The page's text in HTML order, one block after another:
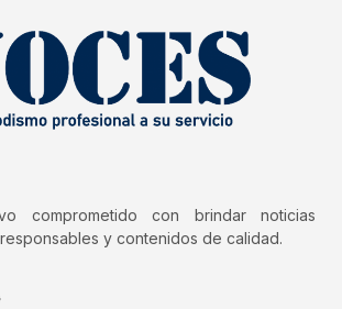
comprometido con brindar noticias
y contenidos de calidad.